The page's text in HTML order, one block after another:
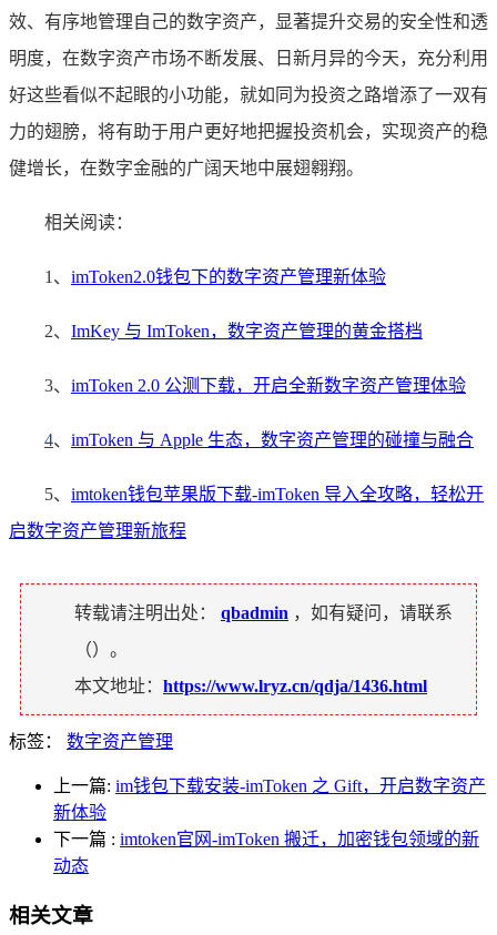
效、有序地管理自己的数字资产，显著提升交易的安全性和透
明度，在数字资产市场不断发展、日新月异的今天，充分利用
好这些看似不起眼的小功能，就如同为投资之路增添了一双有
力的翅膀，将有助于用户更好地把握投资机会，实现资产的稳
健增长，在数字金融的广阔天地中展翅翱翔。
相关阅读：
1、 imToken2.0钱包下的数字资产管理新体验
2、 ImKey 与 ImToken，数字资产管理的黄金搭档
3、 imToken 2.0 公测下载，开启全新数字资产管理体验
4、 imToken 与 Apple 生态，数字资产管理的碰撞与融合
5、 imtoken钱包苹果版下载-imToken 导入全攻略，轻松开
启数字资产管理新旅程
转载请注明出处： qbadmin ，如有疑问，请联系
（）。
本文地址： https://www.lryz.cn/qdja/1436.html
标签： 数字资产管理
上一篇: im钱包下载安装-imToken 之 Gift，开启数字资产
新体验
下一篇 : imtoken官网-imToken 搬迁，加密钱包领域的新
动态
相关文章